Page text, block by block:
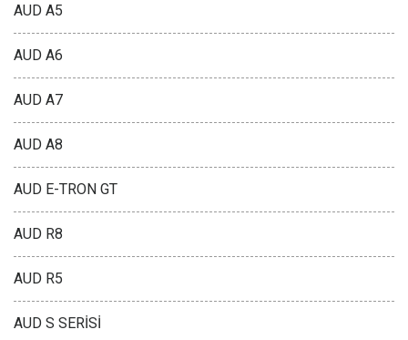
AUD A5
AUD A6
AUD A7
AUD A8
AUD E-TRON GT
AUD R8
AUD R5
AUD S SERİSİ